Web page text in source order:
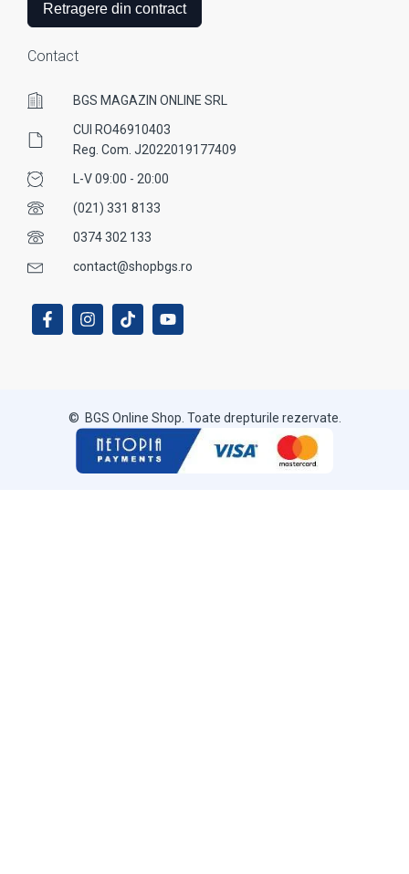
Retragere din contract
Contact
BGS MAGAZIN ONLINE SRL
CUI RO46910403
Reg. Com. J2022019177409
L-V 09:00 - 20:00
(021) 331 8133
0374 302 133
contact@shopbgs.ro
© BGS Online Shop. Toate drepturile rezervate.